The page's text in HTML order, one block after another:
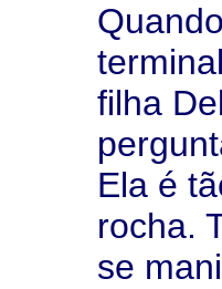
filha
Ela é
rocha.
se